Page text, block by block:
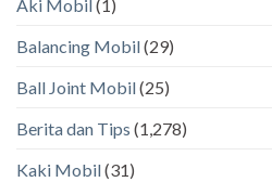
Aki Mobil(1)
Balancing Mobil(29)
Ball Joint Mobil(25)
Berita dan Tips (1,278)
Kaki Mobil(31)